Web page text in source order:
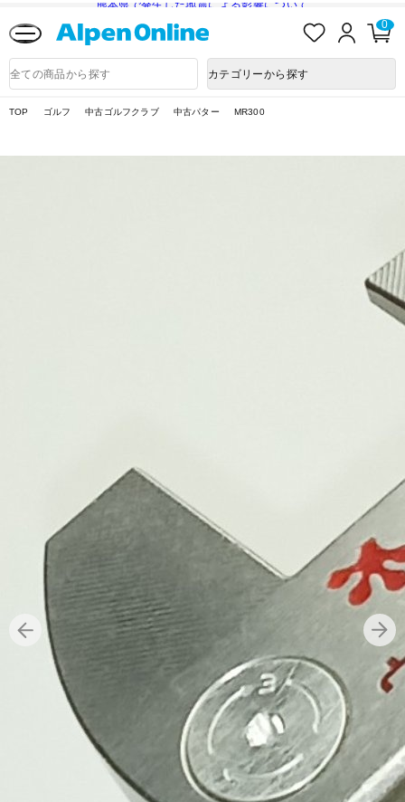
熊本県で発生した地震による影響について
入
ロ
ン
0
品
検
カテゴリーから探す
TOP ゴルフ 中古ゴルフクラブ 中古パター MR300